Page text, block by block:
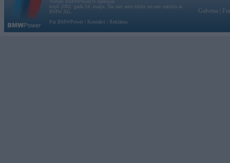
Vortāls BMWPower.lv darbojas
kopš 2002. gada 14. maija. Tas nav auto klubs un nav saistīts ar
BMW AG.
Par BMWPower
Kontakti Reklāma
Galvena